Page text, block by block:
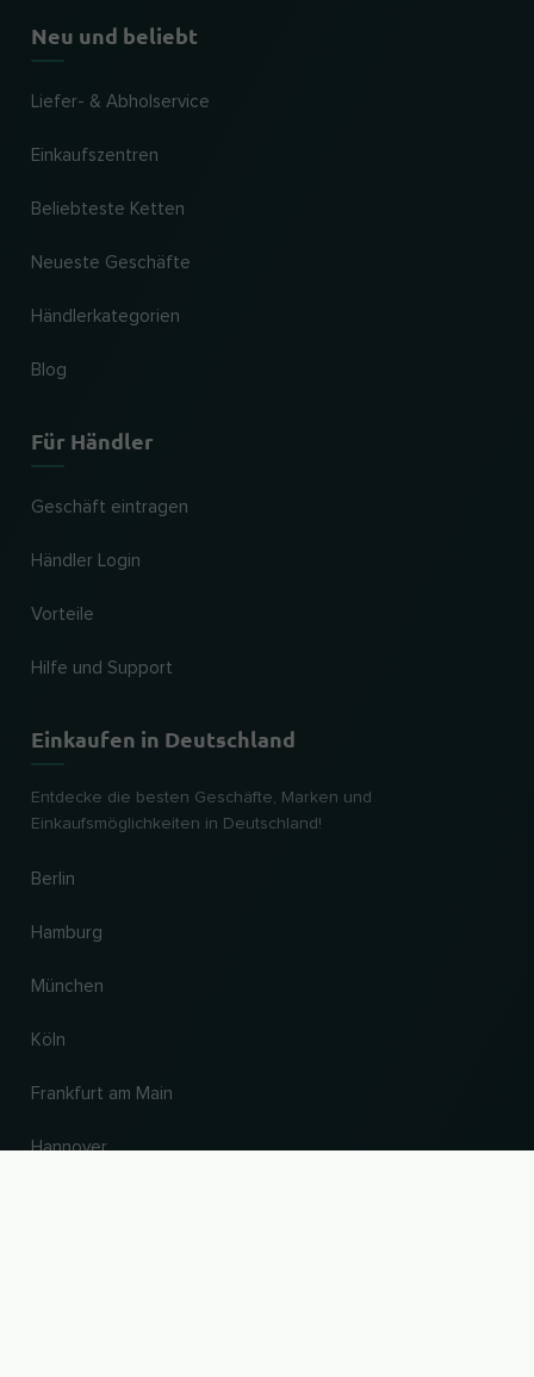
Neu und beliebt
Liefer- & Abholservice
Einkaufszentren
Beliebteste Ketten
Neueste Geschäfte
Händlerkategorien
Blog
Für Händler
Geschäft eintragen
Händler Login
Vorteile
Hilfe und Support
Einkaufen in Deutschland
Entdecke die besten Geschäfte, Marken und
Einkaufsmöglichkeiten in Deutschland!
Berlin
Hamburg
München
Köln
Frankfurt am Main
Hannover